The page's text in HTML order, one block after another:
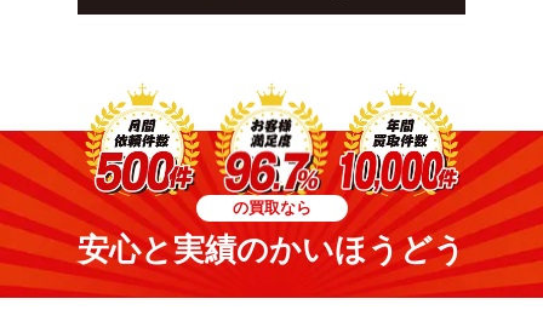
の買取なら
安心と実績のかいほうどう